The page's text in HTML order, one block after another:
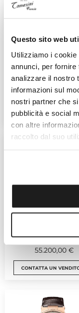
Questo sito web
Utilizziamo i
annunci, per
analizzare il nostro
informazioni sul
nostri partner che
pubblicità e social
con altre
raccolto dal suo
BREGUET
Marine
Ref. 5547TI/G2/5ZU
35.100,00 €
CONTATTA UN
Ref. 5547BB/Y2/
55.200,00 €
CONTATTA UN